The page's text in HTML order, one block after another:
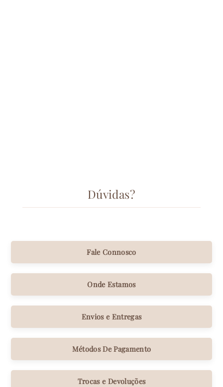
Dúvidas?
Fale Connosco
Onde Estamos
Envios e Entregas
Métodos De Pagamento
Trocas e Devoluções